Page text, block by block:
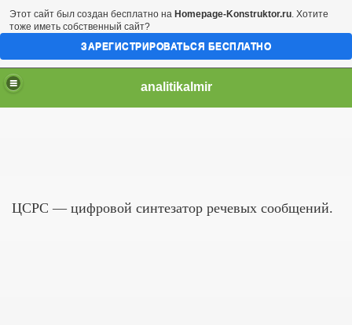
analitikalmir
ЦСРС — цифровой синтезатор речевых сообщений.
Этот сайт был создан бесплатно на Homepage-Konstruktor.ru. Хотите
тоже иметь собственный сайт?
ЗАРЕГИСТРИРОВАТЬСЯ БЕСПЛАТНО